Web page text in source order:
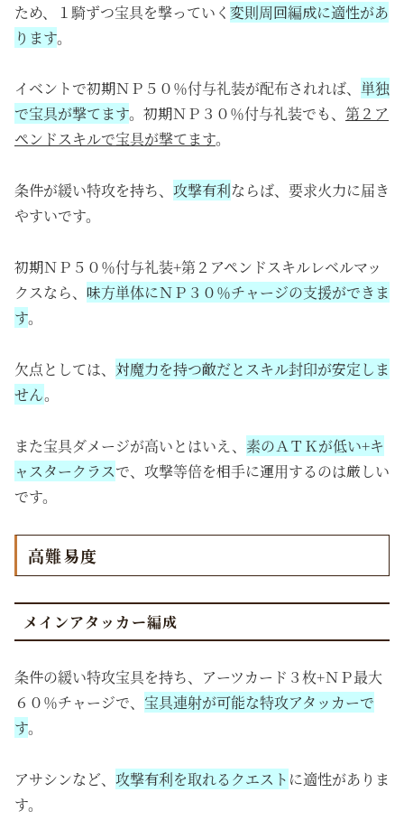
ため、１騎ずつ宝具を撃っていく 変則周回編成に適性があ
ります。
イベントで初期ＮＰ５０％付与礼装が配布されれば、 単独
で宝具が撃てます。初期ＮＰ３０％付与礼装でも、 第２ア
ペンドスキルで宝具が撃てます。
条件が緩い特攻を持ち、 攻撃有利ならば、要求火力に届き
やすいです。
初期ＮＰ５０％付与礼装+第２アペンドスキルレベルマッ
クスなら、 味方単体にＮＰ３０％チャージの支援ができま
す。
欠点としては、 対魔力を持つ敵だとスキル封印が安定しま
せん。
また宝具ダメージが高いとはいえ、 素のＡＴＫが低い+キ
ャスタークラスで、攻撃等倍を相手に運用するのは厳しい
です。
高難易度
メインアタッカー編成
条件の緩い特攻宝具を持ち、アーツカード３枚+ＮＰ最大
６０％チャージで、 宝具連射が可能な特攻アタッカーで
す。
アサシンなど、 攻撃有利を取れるクエスト に適性がありま
す。